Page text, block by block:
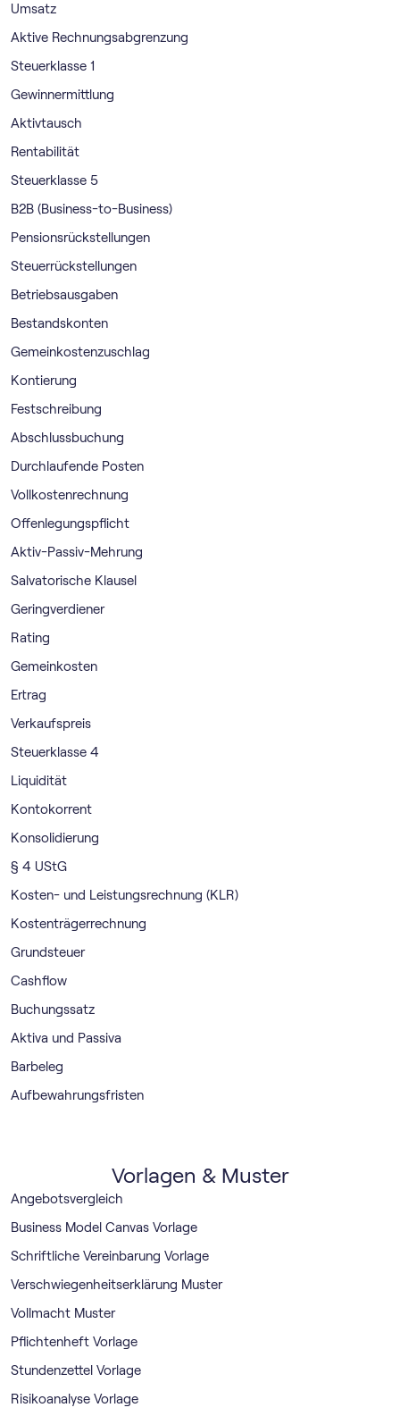
Umsatz
Aktive Rechnungsabgrenzung
Steuerklasse 1
Gewinnermittlung
Aktivtausch
Rentabilität
Steuerklasse 5
B2B (Business-to-Business)
Pensionsrückstellungen
Steuerrückstellungen
Betriebsausgaben
Bestandskonten
Gemeinkostenzuschlag
Kontierung
Festschreibung
Abschlussbuchung
Durchlaufende Posten
Vollkostenrechnung
Offenlegungspflicht
Aktiv-Passiv-Mehrung
Salvatorische Klausel
Geringverdiener
Rating
Gemeinkosten
Ertrag
Verkaufspreis
Steuerklasse 4
Liquidität
Kontokorrent
Konsolidierung
§ 4 UStG
Kosten- und Leistungsrechnung (KLR)
Kostenträgerrechnung
Grundsteuer
Cashflow
Buchungssatz
Aktiva und Passiva
Barbeleg
Aufbewahrungsfristen
Vorlagen & Muster
Angebotsvergleich
Business Model Canvas Vorlage
Schriftliche Vereinbarung Vorlage
Verschwiegenheitserklärung Muster
Vollmacht Muster
Pflichtenheft Vorlage
Stundenzettel Vorlage
Risikoanalyse Vorlage